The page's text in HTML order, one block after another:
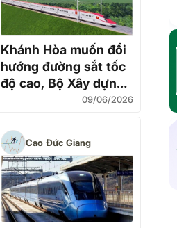
Khánh Hòa muốn đổi
hướng đường sắt tốc
độ cao, Bộ Xây dựng
phản hồi ra sao?09/06/2026
Cao Đức Giang